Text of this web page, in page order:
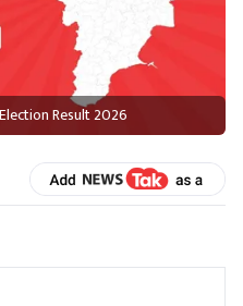
Result 2026